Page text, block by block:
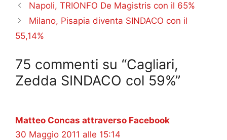
Napoli, TRIONFO De Magistris con il 65%
Milano, Pisapia diventa SINDACO con il
55,14%
75 commenti su “Cagliari,
Zedda SINDACO col 59%”
Matteo Concas attraverso Facebook
30 Maggio 2011 alle 15:14